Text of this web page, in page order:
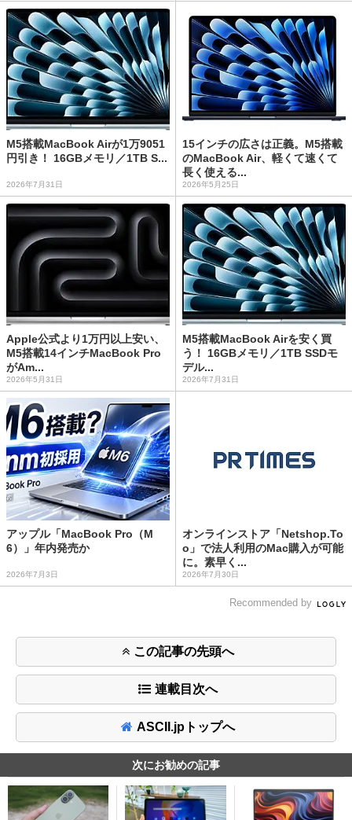
M5搭載MacBook Airが1万9051
円引き！ 16GBメモリ／1TB S...
2026年7月31日
15インチの広さは正義。M5搭載
のMacBook Air、軽くて速くて
長く使える...
2026年5月25日
Apple公式より1万円以上安い、
M5搭載14インチMacBook Pro
がAm...
2026年5月31日
M5搭載MacBook Airを安く買
う！ 16GBメモリ／1TB SSDモ
デル...
2026年7月31日
アップル「MacBook Pro（M
6）」年内発売か
2026年7月3日
オンラインストア「Netshop.To
o」で法人利用のMac購入が可能
に。素早く...
2026年7月30日
Recommended by
この記事の先頭へ
連載目次へ
ASCII.jpトップへ
次にお勧めの記事